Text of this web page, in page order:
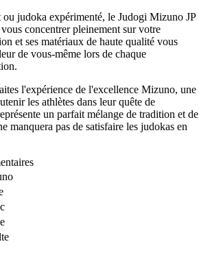
ou judoka expérimenté, le Judogi Mizuno JP
concentrer pleinement sur votre
et ses matériaux de haute qualité vous
de vous-même lors de chaque
l'expérience de l'excellence Mizuno, une
les athlètes dans leur quête de
un parfait mélange de tradition et de
manquera pas de satisfaire les judokas en